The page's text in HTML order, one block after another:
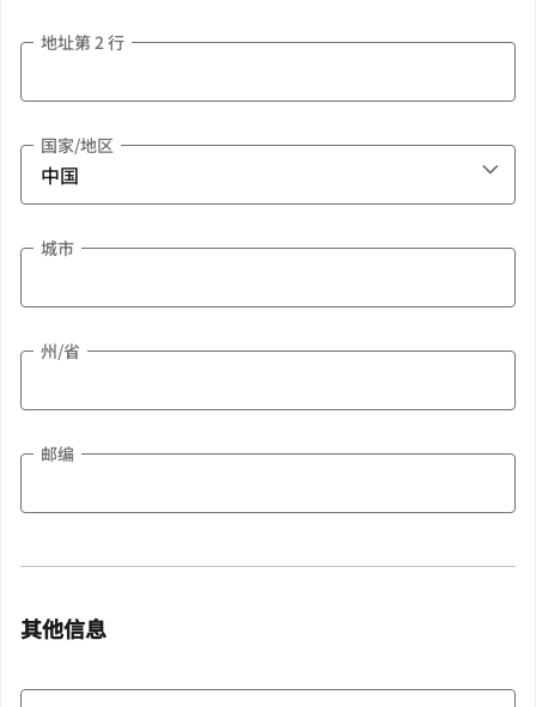
地址第 2 行
国家/地区
城市
州/省
邮编
其他信息